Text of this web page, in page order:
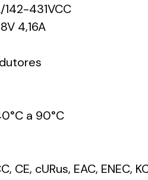
431VCC
4,16A
a 90°C
CE, cURus, EAC, ENEC,